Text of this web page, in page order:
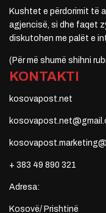
Kushtet e përdorimit të
agjencisë, si dhe faqet
diskutohen me palët e
(Për më shumë shihni
KONTAKTI
kosovapost.net
+ 383 49 890 321
Adresa:
Kosovë/ Prishtinë